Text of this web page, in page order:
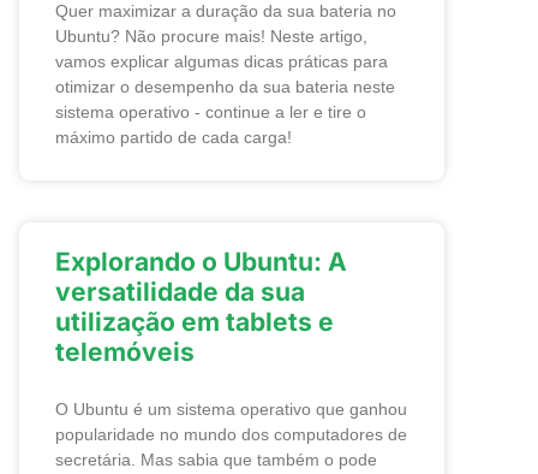
Quer maximizar a duração da sua bateria no
Ubuntu? Não procure mais! Neste artigo,
vamos explicar algumas dicas práticas para
otimizar o desempenho da sua bateria neste
sistema operativo - continue a ler e tire o
máximo partido de cada carga!
Explorando o Ubuntu: A
versatilidade da sua
utilização em tablets e
telemóveis
O Ubuntu é um sistema operativo que ganhou
popularidade no mundo dos computadores de
secretária. Mas sabia que também o pode